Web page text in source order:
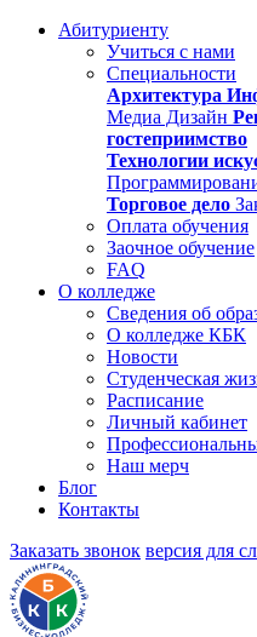
Абитуриенту
Учиться с нами
Специальности
Архитектура
Медиа Дизайн
гостеприимство
Технологии
Торговое дело
Оплата обучения
Заочное обучение
FAQ
О колледже
Сведения об
О колледже КБК
Новости
Студенческая
Расписание
Личный кабинет
Наш мерч
Блог
Контакты
Заказать звонок версия для